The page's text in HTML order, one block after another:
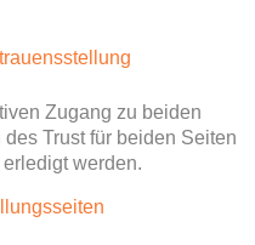
Zugang zu beiden
Trust für beiden Seiten
werden.